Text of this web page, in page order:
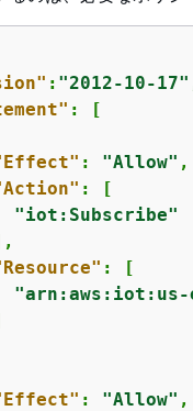
: "2012-10-17"
: [
: "Allow" ,
: [
"iot:Subscribe"
: [
"arn:aws:iot:us-
: "Allow" ,